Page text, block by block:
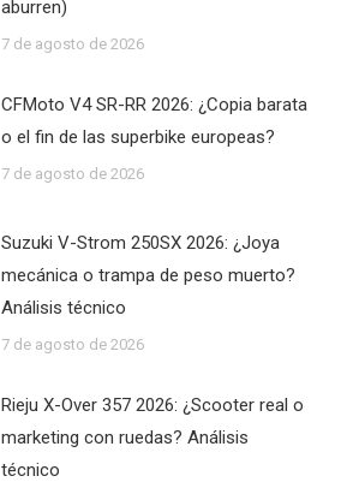
aburren)
7 de agosto de 2026
CFMoto V4 SR-RR 2026: ¿Copia barata
o el fin de las superbike europeas?
7 de agosto de 2026
Suzuki V-Strom 250SX 2026: ¿Joya
mecánica o trampa de peso muerto?
Análisis técnico
7 de agosto de 2026
Rieju X-Over 357 2026: ¿Scooter real o
marketing con ruedas? Análisis
técnico